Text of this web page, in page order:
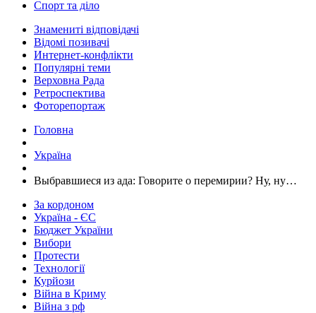
Спорт та діло
Знамениті відповідачі
Відомі позивачі
Интернет-конфлікти
Популярні теми
Верховна Рада
Ретроспектива
Фоторепортаж
Головна
Україна
Выбравшиеся из ада: Говорите о перемирии? Ну, ну…
За кордоном
Україна - ЄС
Бюджет України
Вибори
Протести
Технології
Курйози
Війна в Криму
Війна з рф